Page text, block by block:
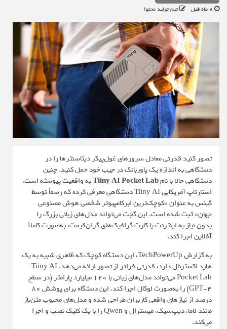
تیم تولید محتوا
تصور کنید قدرتی معادل سرورهای غول‌پیکر دیتاسنترها را در
دستگاهی به اندازه یک پاوربانک در جیب خود حمل کنید. چنین
دستگاهی حالا با نامTiiny AI Pocket Labبه واقعیت پیوسته است.
استارتاپ آمریکایی Tiiny AI دستگاهی معرفی کرده که رسماً توسط
گینس به عنوان «کوچک‌ترین ابرکامپیوتر شخصی هوش مصنوعی
جهان» ثبت شده است. این گجت می‌تواند مدل‌های زبانی بزرگ را
بدون نیاز به اینترنت یا کارت گرافیک‌های گران‌قیمت، به‌صورت کاملاً
آفلاین اجرا کند.
به گزارشTechPowerUp، این دستگاه کوچک که ظاهری شبیه به یک
هارد اکسترنال دارد، قدرتی فراتر از تصور ارائه می‌دهد. Tiiny AI
Pocket Lab می‌تواند مدل‌های زبانی با ۱۲۰ میلیارد پارامتر (در سطح
GPT-4) را به‌صورت لوکال اجرا کند. این دستگاه برای پوشش ۸۰
درصد از نیازهای واقعی کاربران طراحی شده و مدل‌های محبوب متن‌باز
مانند لاما، دیپ‌سیک، میسترال و Qwen را با یک کلیک نصب و اجرا
می‌کند.